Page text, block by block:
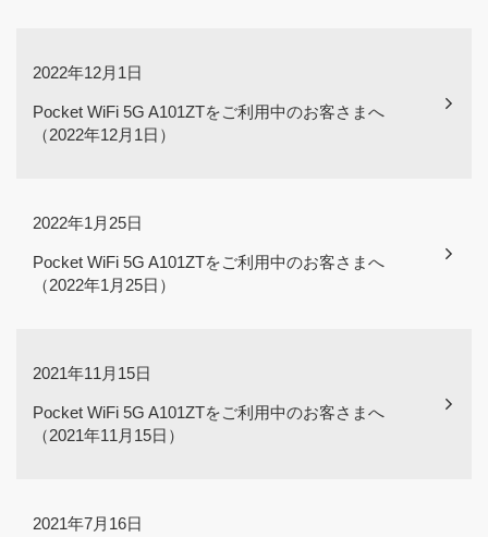
2022年12月1日
Pocket WiFi 5G A101ZTをご利用中のお客さまへ
（2022年12月1日）
2022年1月25日
Pocket WiFi 5G A101ZTをご利用中のお客さまへ
（2022年1月25日）
2021年11月15日
Pocket WiFi 5G A101ZTをご利用中のお客さまへ
（2021年11月15日）
2021年7月16日